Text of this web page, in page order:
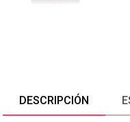
DESCRIPCIÓN